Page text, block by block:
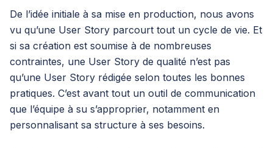
De l’idée initiale à sa mise en production, nous avons
vu qu’une User Story parcourt tout un cycle de vie. Et
si sa création est soumise à de nombreuses
contraintes, une User Story de qualité n’est pas
qu’une User Story rédigée selon toutes les bonnes
pratiques. C’est avant tout un outil de communication
que l’équipe à su s’approprier, notamment en
personnalisant sa structure à ses besoins.